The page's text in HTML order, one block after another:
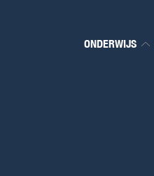
ONDERWIJS